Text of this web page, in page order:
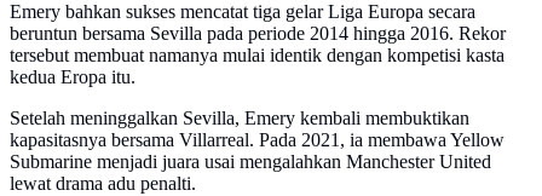
Emery bahkan sukses mencatat tiga gelar Liga Europa secara
beruntun bersama Sevilla pada periode 2014 hingga 2016. Rekor
tersebut membuat namanya mulai identik dengan kompetisi kasta
kedua Eropa itu.
Setelah meninggalkan Sevilla, Emery kembali membuktikan
kapasitasnya bersama Villarreal. Pada 2021, ia membawa Yellow
Submarine menjadi juara usai mengalahkan Manchester United
lewat drama adu penalti.